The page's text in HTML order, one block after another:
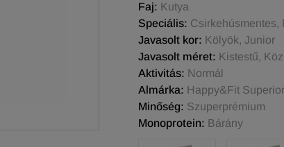
Faj: Kutya
Speciális: Csirkehúsmentes,
Javasolt kor: Kölyök, Junior
Javasolt méret: Kistestű,
Aktivitás: Normál
Almárka: Happy&Fit Superior
Minőség: Szuperprémium
Monoprotein: Bárány